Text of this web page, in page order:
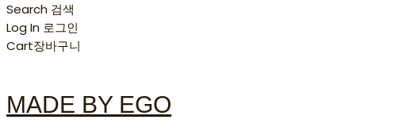
Search 검색
Log In 로그인
Cart장바구니
MADE BY EGO